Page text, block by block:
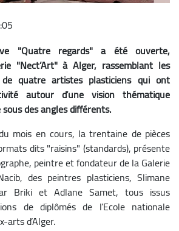
"Quatre regards" a été ouverte,
"Nect’Art" à Alger, rassemblant les
quatre artistes plasticiens qui ont
autour d’une vision thématique
des angles différents.
mois en cours, la trentaine de pièces
dits "raisins" (standards), présente
peintre et fondateur de la Galerie
des peintres plasticiens, Slimane
Briki et Adlane Samet, tous issus
de diplômés de l’Ecole nationale
arts d’Alger.